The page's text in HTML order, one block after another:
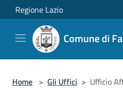
Salta al contenuto principale
Regione Lazio
Comune di
Home > Gli Uffici > Ufficio